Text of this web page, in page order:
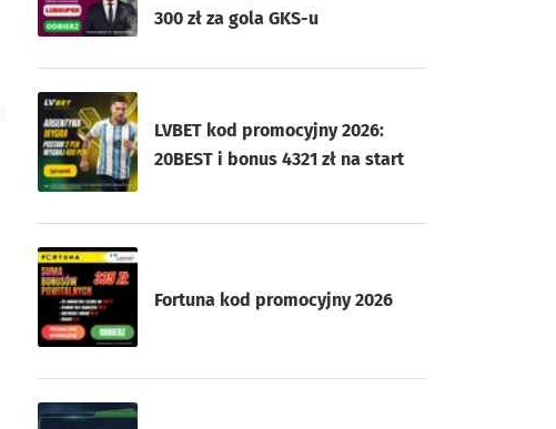
300 zł za gola GKS-u
LVBET kod promocyjny 2026:
20BEST i bonus 4321 zł na start
Fortuna kod promocyjny 2026